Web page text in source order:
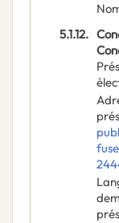
5.1.12.